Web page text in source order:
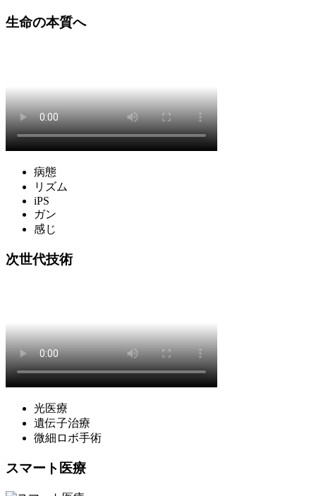
生命の本質へ
病態
リズム
iPS
ガン
感じ
次世代技術
光医療
遺伝子治療
微細ロボ手術
スマート医療